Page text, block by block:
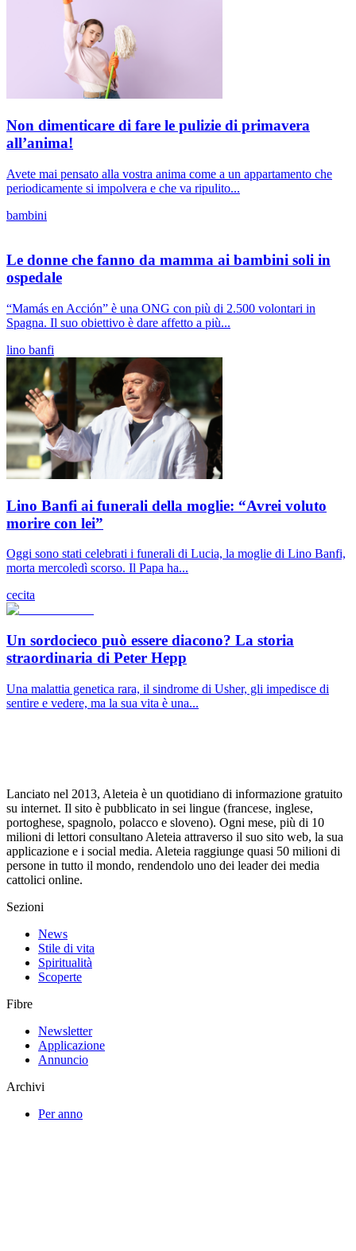
Non dimenticare di fare le pulizie di primavera
all’anima!
Avete mai pensato alla vostra anima come a un appartamento che
periodicamente si impolvera e che va ripulito...
bambini
Le donne che fanno da mamma ai bambini soli in
ospedale
“Mamás en Acción” è una ONG con più di 2.500 volontari in
Spagna. Il suo obiettivo è dare affetto a più...
lino banfi
Lino Banfi ai funerali della moglie: “Avrei voluto
morire con lei”
Oggi sono stati celebrati i funerali di Lucia, la moglie di Lino Banfi,
morta mercoledì scorso. Il Papa ha...
cecita
Un sordocieco può essere diacono? La storia
straordinaria di Peter Hepp
Una malattia genetica rara, il sindrome di Usher, gli impedisce di
sentire e vedere, ma la sua vita è una...
Lanciato nel 2013, Aleteia è un quotidiano di informazione gratuito
su internet. Il sito è pubblicato in sei lingue (francese, inglese,
portoghese, spagnolo, polacco e sloveno). Ogni mese, più di 10
milioni di lettori consultano Aleteia attraverso il suo sito web, la sua
applicazione e i social media. Aleteia raggiunge quasi 50 milioni di
persone in tutto il mondo, rendendolo uno dei leader dei media
cattolici online.
Sezioni
News
Stile di vita
Spiritualità
Scoperte
Fibre
Newsletter
Applicazione
Annuncio
Archivi
Per anno